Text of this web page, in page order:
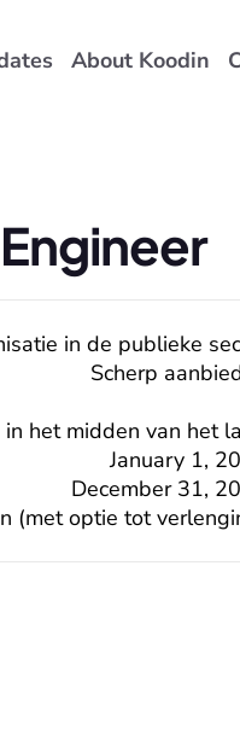
About Koodin
January 1,
December 31,
(met optie tot
in de publieke
Scherp
in het midden van het